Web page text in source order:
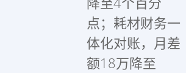
点；耗材财务一
体化对账，月差
额18万降至